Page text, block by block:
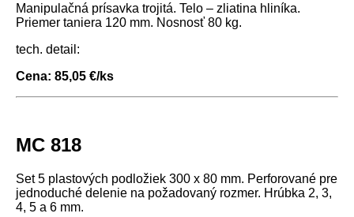
Manipulačná prísavka trojitá. Telo – zliatina hliníka.
Priemer taniera 120 mm. Nosnosť 80 kg.
tech. detail:
Cena: 85,05 €/ks
MC 818
Set 5 plastových podložiek 300 x 80 mm. Perforované pre
jednoduché delenie na požadovaný rozmer. Hrúbka 2, 3,
4, 5 a 6 mm.